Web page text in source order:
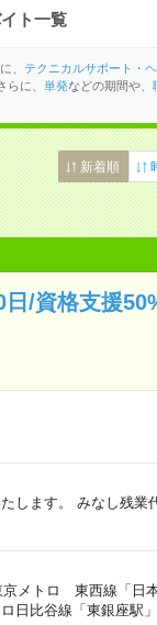
ト一覧
、 テクニカルサポート・
に、 単発などの期間や、
新着順
/資格支援
します。 みなし残業
京メトロ 東西線「日
日比谷線「東銀座駅